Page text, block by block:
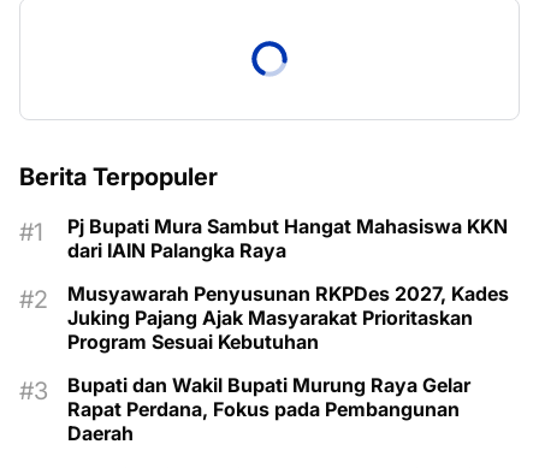
Berita Terpopuler
Pj Bupati Mura Sambut Hangat Mahasiswa KKN
dari IAIN Palangka Raya
Musyawarah Penyusunan RKPDes 2027, Kades
Juking Pajang Ajak Masyarakat Prioritaskan
Program Sesuai Kebutuhan
Bupati dan Wakil Bupati Murung Raya Gelar
Rapat Perdana, Fokus pada Pembangunan
Daerah